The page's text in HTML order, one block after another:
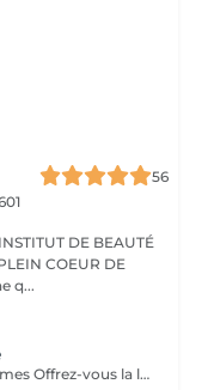
56
COEUR DE
q...
Pose d'extensions de cheveux pour femmes Offrez-vous la longueur et la densité dont vous avez toujours rêvé grâce à notre expertise en extensions capillaires. Notre protocole complet comprend : La consultation experte : Analyse de vos cheveux et choix de la méthode la plus adaptée. Le diagnostic couleur : Sélection de la nuance parfaite pour une transition invisible. La pose sur-mesure : Fixation précise des mèches en respectant la santé de votre cuir chevelu. La coupe de finition et le coiffage : Dégradé pour fondre les extensions et brushing ou waves pour un mouvement naturel.